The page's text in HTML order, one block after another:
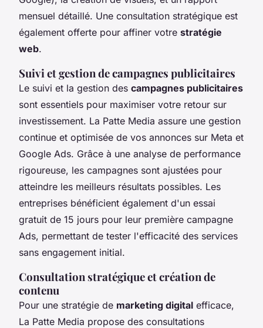
mensuel détaillé. Une consultation stratégique est
également offerte pour affiner votre stratégie
web.
Suivi et gestion de campagnes publicitaires
Le suivi et la gestion des campagnes publicitaires
sont essentiels pour maximiser votre retour sur
investissement. La Patte Media assure une gestion
continue et optimisée de vos annonces sur Meta et
Google Ads. Grâce à une analyse de performance
rigoureuse, les campagnes sont ajustées pour
atteindre les meilleurs résultats possibles. Les
entreprises bénéficient également d'un essai
gratuit de 15 jours pour leur première campagne
Ads, permettant de tester l'efficacité des services
sans engagement initial.
Consultation stratégique et création de
contenu
Pour une stratégie de marketing digital efficace,
La Patte Media propose des consultations